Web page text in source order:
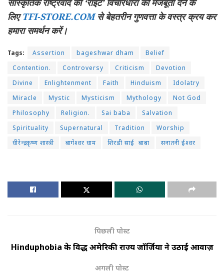
सांस्कृतिक राष्ट्रवाद की ‘राइट’ विचारधारा को मजबूती देने के
लिएTFI-STORE.COMसे बेहतरीन गुणवत्ता के वस्त्र क्रय कर
हमारा समर्थन करें।
Tags: Assertion bageshwar dham
Belief
Contention.
Controversy Criticism
Devotion
Divine
Enlightenment Faith Hinduism
Idolatry
Miracle
Mystic Mysticism Mythology
Not God
Philosophy
Religion. Sai baba
Salvation
Spirituality
Supernatural Tradition
Worship
धीरेन्द्र कृष्ण शास्त्री
बागेश्वर धाम शिरडी साईं बाबा सनातनी ईश्वर
पिछली पोस्ट
Hinduphobia के विरुद्ध अमेरिकी राज्य जॉर्जिया ने उठाई आवाज़
अगली पोस्ट